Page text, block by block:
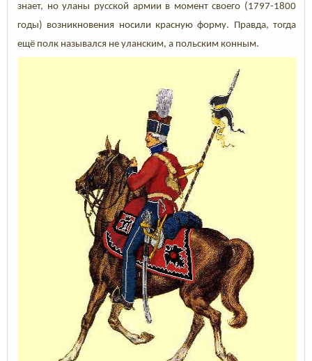
знает, но уланы русской армии в момент своего (1797-1800
годы) возникновения носили красную форму. Правда, тогда
ещё полк назывался не уланским, а польским конным.